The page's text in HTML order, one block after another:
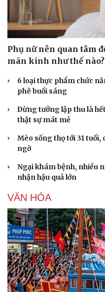
Phụ nữ nên quan tâm
mãn kinh như thế nào?
6 loại thực phẩm chức
phê buổi sáng
Đừng tưởng lập thu là
thật sự mát mẻ
Mèo sống thọ tới 31
ngờ
Ngại khám bệnh, nhiều
nhận hậu quả lớn
VĂN HÓA